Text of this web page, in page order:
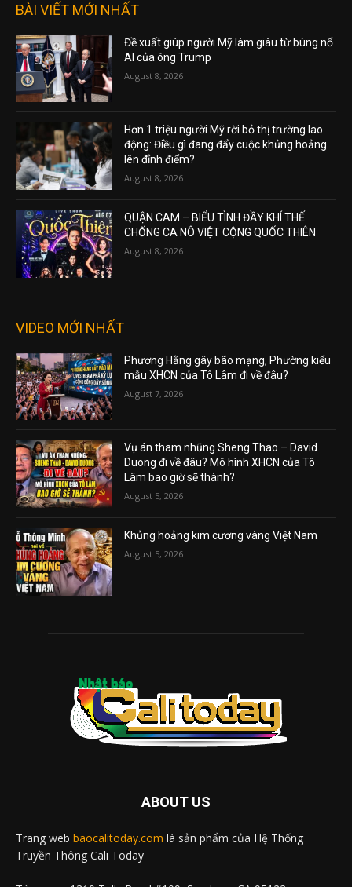
BÀI VIẾT MỚI NHẤT
Đề xuất giúp người Mỹ làm giàu từ bùng nổ
AI của ông Trump
August 8, 2026
Hơn 1 triệu người Mỹ rời bỏ thị trường lao
động: Điều gì đang đẩy cuộc khủng hoảng
lên đỉnh điểm?
August 8, 2026
QUẬN CAM – BIỂU TÌNH ĐẦY KHÍ THẾ
CHỐNG CA NÔ VIỆT CỘNG QUỐC THIÊN
August 8, 2026
VIDEO MỚI NHẤT
Phương Hằng gây bão mạng, Phường kiểu
mẫu XHCN của Tô Lâm đi về đâu?
August 7, 2026
Vụ án tham nhũng Sheng Thao – David
Duong đi về đâu? Mô hình XHCN của Tô
Lâm bao giờ sẽ thành?
August 5, 2026
Khủng hoảng kim cương vàng Việt Nam
August 5, 2026
ABOUT US
Trang web baocalitoday.com là sản phẩm của Hệ Thống
Truyền Thông Cali Today